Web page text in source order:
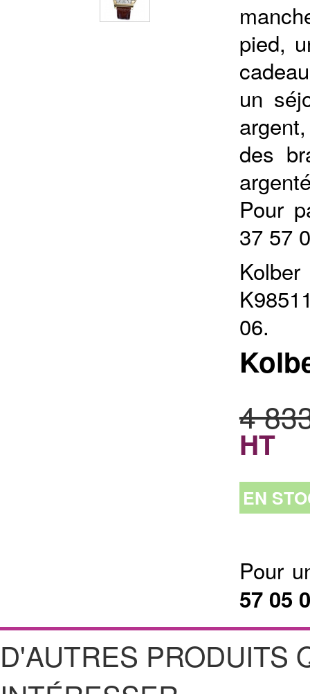
pied,
un
des
Pour
37 57
06.
4
HT
EN
Pour
57 05
D'AUTRES PRODUITS